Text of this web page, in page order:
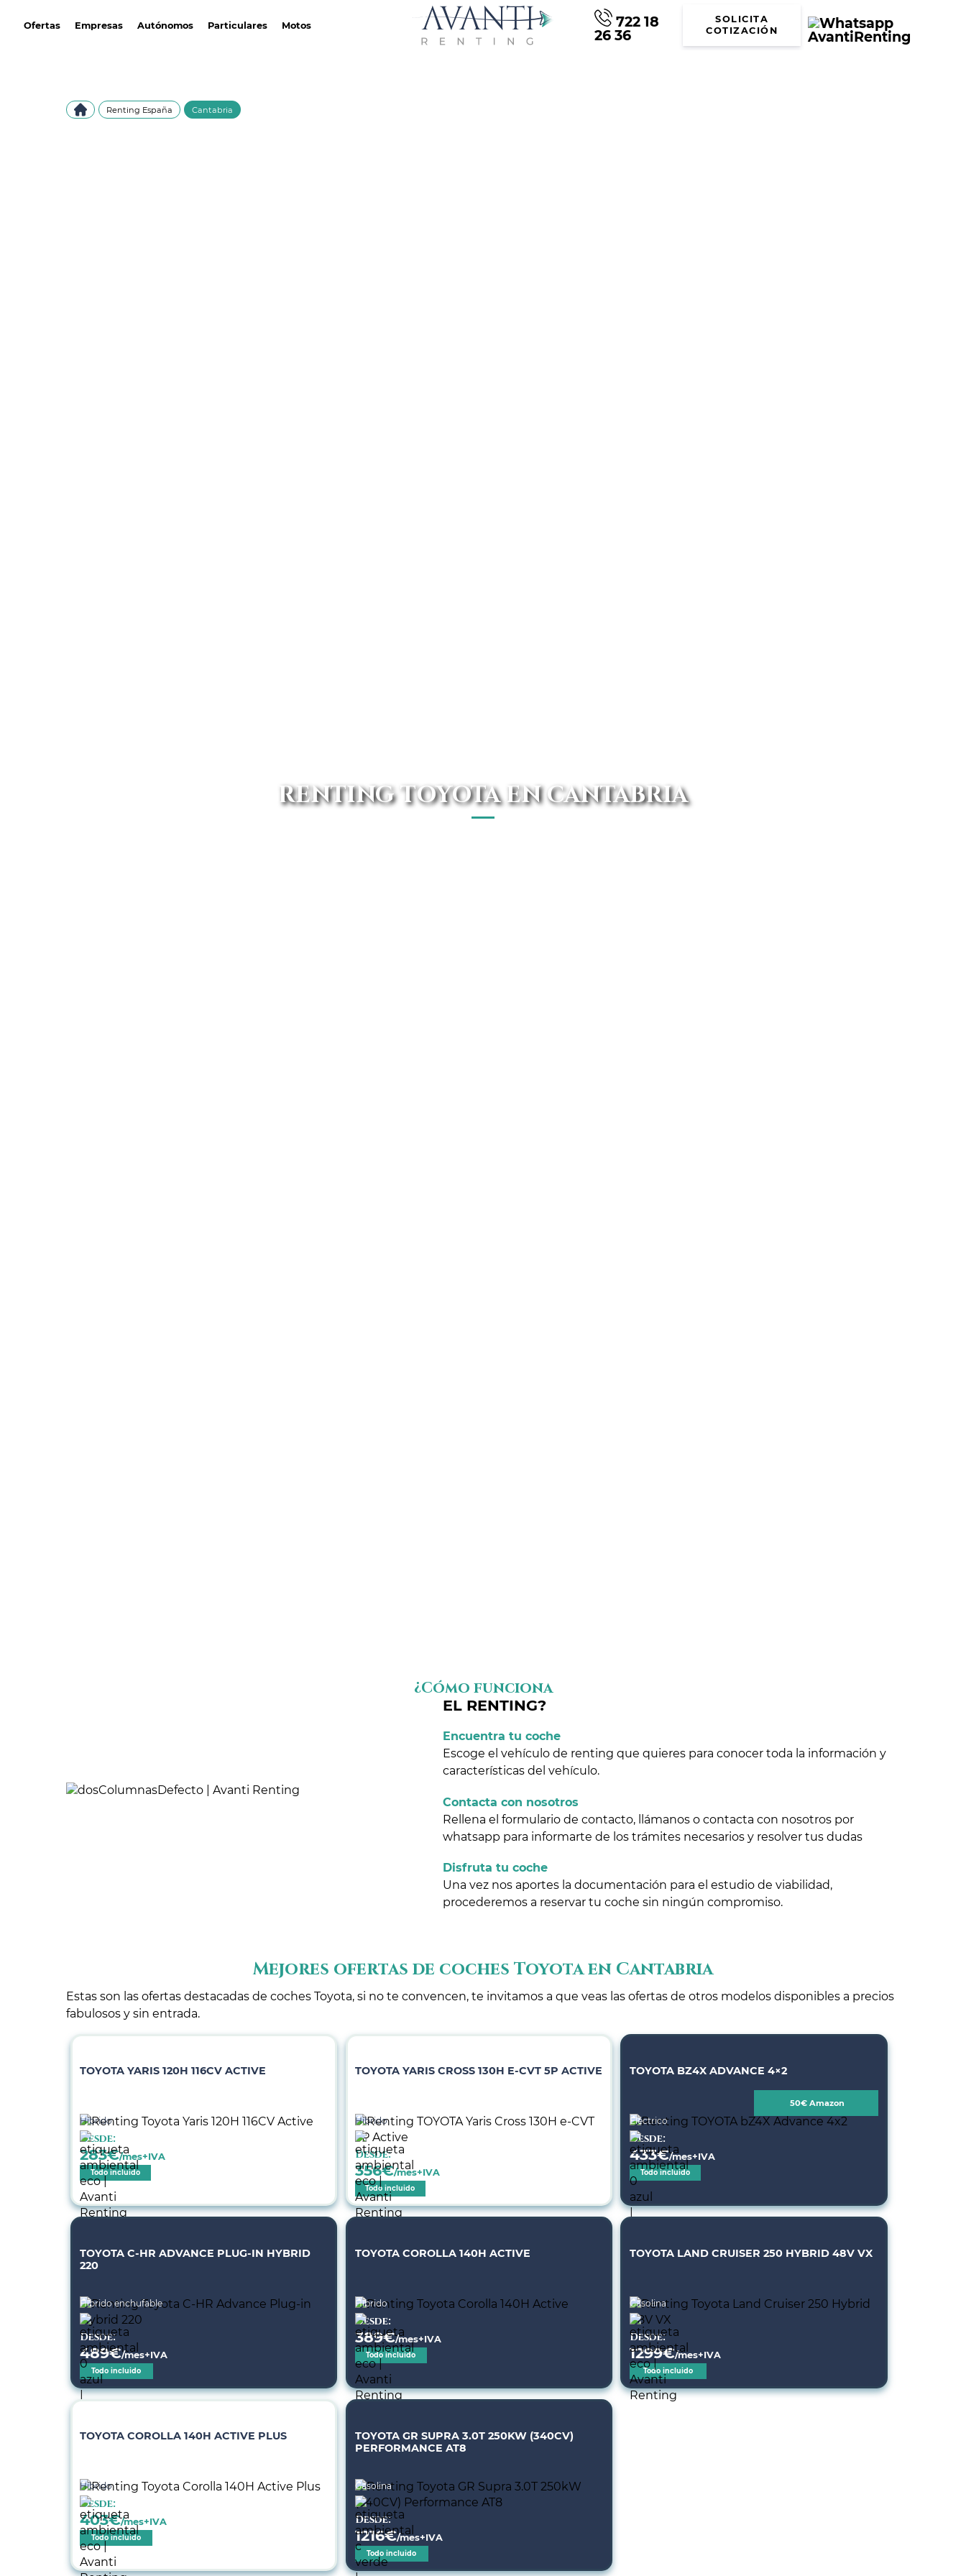
Ofertas Empresas Autónomos Particulares Motos 722 18
26 36
SOLICITA
COTIZACIÓN
Renting España Cantabria
RENTING TOYOTA EN CANTABRIA
¿Cómo funciona
EL RENTING?
Encuentra tu coche
Escoge el vehículo de renting que quieres para conocer toda la información y
características del vehículo.
Contacta con nosotros
Rellena el formulario de contacto, llámanos o contacta con nosotros por
whatsapp para informarte de los trámites necesarios y resolver tus dudas
Disfruta tu coche
Una vez nos aportes la documentación para el estudio de viabilidad,
procederemos a reservar tu coche sin ningún compromiso.
Mejores ofertas de coches Toyota en Cantabria
Estas son las ofertas destacadas de coches Toyota, si no te convencen, te invitamos a que veas las ofertas de otros modelos disponibles a precios
fabulosos y sin entrada.
TOYOTA YARIS 120H 116CV ACTIVE
Híbrido
Desde:
283€/mes+IVA
Todo incluido
TOYOTA YARIS CROSS 130H E-CVT 5P ACTIVE
Híbrido
Desde:
356€/mes+IVA
Todo incluido
TOYOTA BZ4X ADVANCE 4×2
Eléctrico
50€ Amazon
Desde:
433€/mes+IVA
Todo incluido
TOYOTA C-HR ADVANCE PLUG-IN HYBRID
220
Híbrido enchufable
Desde:
489€/mes+IVA
Todo incluido
TOYOTA COROLLA 140H ACTIVE
Híbrido
Desde:
389€/mes+IVA
Todo incluido
TOYOTA LAND CRUISER 250 HYBRID 48V VX
Gasolina
Desde:
1299€/mes+IVA
Todo incluido
TOYOTA COROLLA 140H ACTIVE PLUS
Híbrido
Desde:
403€/mes+IVA
Todo incluido
TOYOTA GR SUPRA 3.0T 250KW (340CV)
PERFORMANCE AT8
Gasolina
Desde:
1216€/mes+IVA
Todo incluido